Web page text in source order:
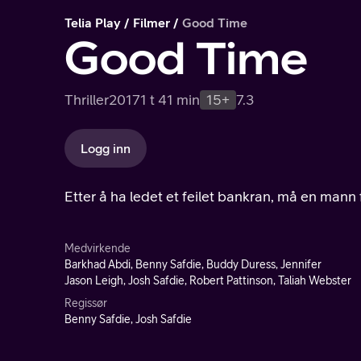
Telia Play Filmer Good Time
Good Time
Thriller20171 t 41 min 15+ 7.3
Logg inn
Etter å ha ledet et feilet bankran, må en
Medvirkende
Barkhad Abdi, Benny Safdie, Buddy Duress, Jennifer
Jason Leigh, Josh Safdie, Robert Pattinson, Taliah Webster
Regissør
Benny Safdie, Josh Safdie